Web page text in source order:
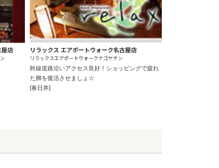
店 リラックス エアポートウォーク名古屋店
リラックスエアポートウォークナゴヤテン
幹線道路沿いアクセス良好！ショッピングで疲れ
た脚を復活させましょ☆
[春日井]